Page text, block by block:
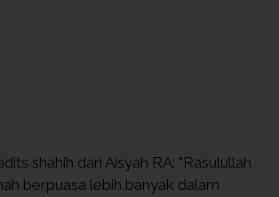
shahih dari Aisyah RA: "Rasulullah
berpuasa lebih banyak dalam